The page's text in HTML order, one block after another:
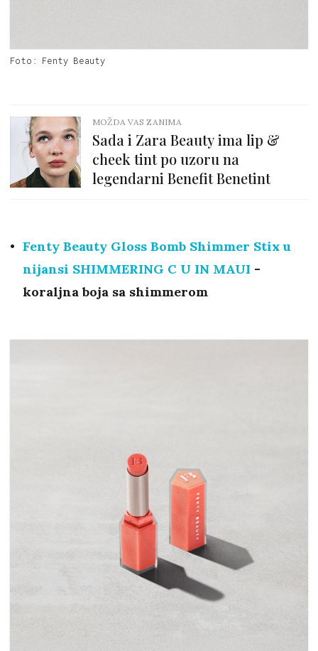
Foto: Fenty Beauty
MOŽDA VAS ZANIMA
Sada i Zara Beauty ima lip &
cheek tint po uzoru na
legendarni Benefit Benetint
Fenty Beauty Gloss Bomb Shimmer Stix u
nijansi SHIMMERING C U IN MAUI -
koraljna boja sa shimmerom